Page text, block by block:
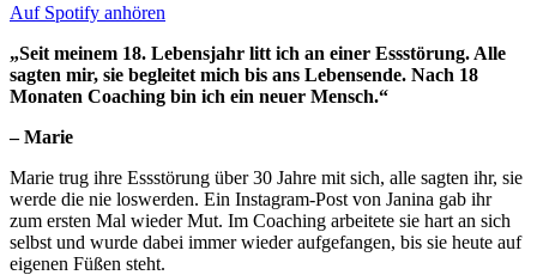
Auf Spotify anhören
„Seit meinem 18. Lebensjahr litt ich an einer Essstörung. Alle
sagten mir, sie begleitet mich bis ans Lebensende. Nach 18
Monaten Coaching bin ich ein neuer Mensch.“
– Marie
Marie trug ihre Essstörung über 30 Jahre mit sich, alle sagten ihr, sie
werde die nie loswerden. Ein Instagram-Post von Janina gab ihr
zum ersten Mal wieder Mut. Im Coaching arbeitete sie hart an sich
selbst und wurde dabei immer wieder aufgefangen, bis sie heute auf
eigenen Füßen steht.